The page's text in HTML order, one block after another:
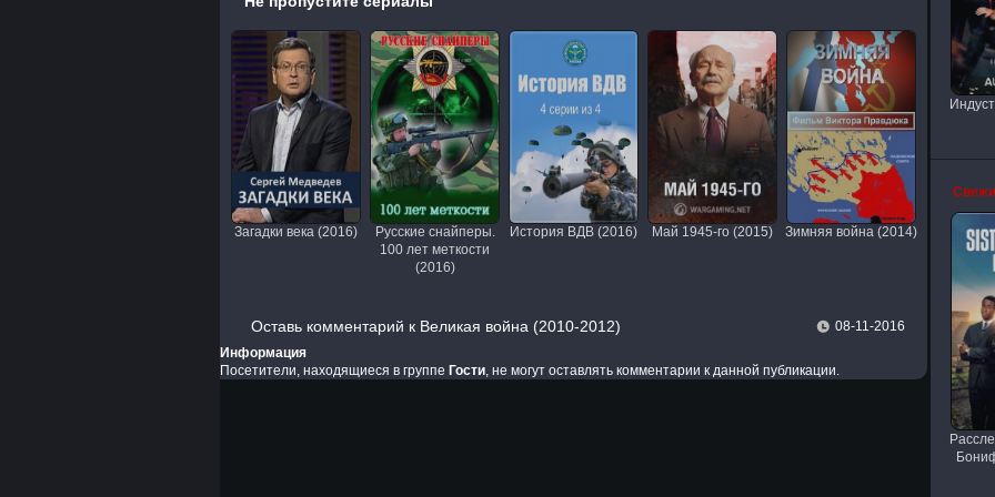
Загадки века (2016)
Русские снайперы.
100 лет меткости
(2016)
История ВДВ (2016) Май 1945-го (2015) Зимняя война (2014)
Оставь комментарий к Великая война (2010-2012)
08-11-2016
Информация
Посетители, находящиеся в группе Гости , не могут оставлять комментарии к данной публикации.